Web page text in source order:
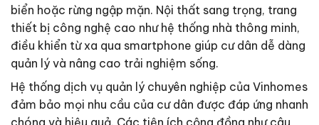
biển hoặc rừng ngập mặn. Nội thất sang trọng, trang
thiết bị công nghệ cao như hệ thống nhà thông minh,
điều khiển từ xa qua smartphone giúp cư dân dễ dàng
quản lý và nâng cao trải nghiệm sống.
Hệ thống dịch vụ quản lý chuyên nghiệp của Vinhomes
đảm bảo mọi nhu cầu của cư dân được đáp ứng nhanh
chóng và hiệu quả. Các tiện ích cộng đồng như câu